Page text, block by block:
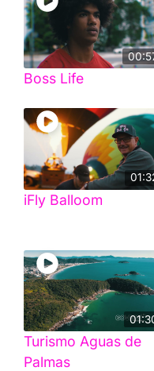
Boss Life
iFly Balloom
Turismo Aguas de
Palmas